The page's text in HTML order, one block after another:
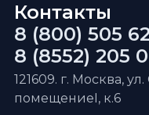
Контакты
8 (800) 505
8 (8552) 205
121609. г. Москва,
помещениеI, к.6